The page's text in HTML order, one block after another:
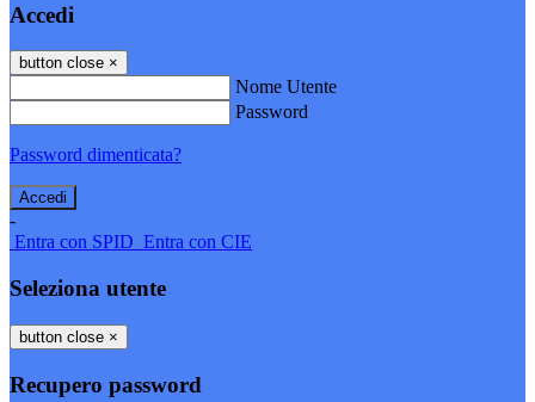
Accedi
button close ×
Nome Utente
Password
Password dimenticata?
-
Entra con SPID Entra con CIE
Seleziona utente
button close ×
Recupero password